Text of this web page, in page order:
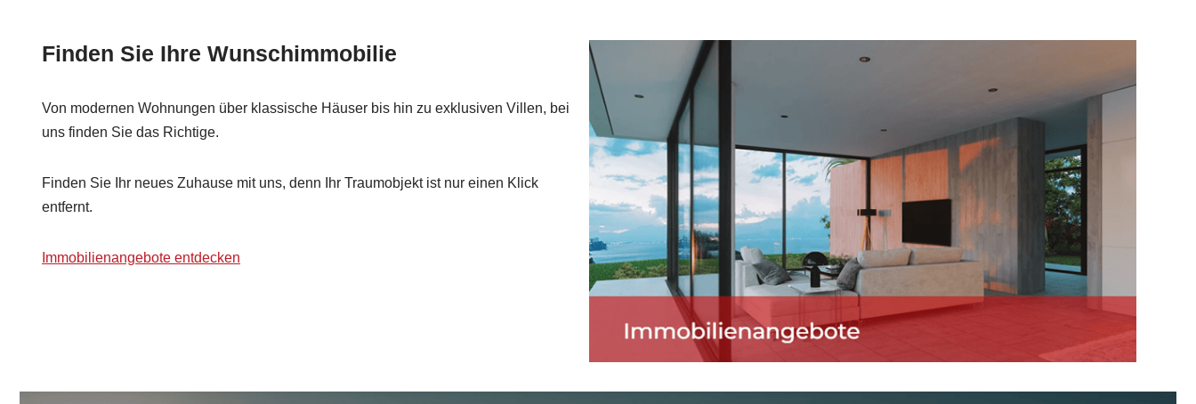
Finden Sie Ihre Wunschimmobilie
Von modernen Wohnungen über klassische Häuser bis hin zu exklusiven Villen, bei
uns finden Sie das Richtige.
Finden Sie Ihr neues Zuhause mit uns, denn Ihr Traumobjekt ist nur einen Klick
entfernt.
Immobilienangebote entdecken